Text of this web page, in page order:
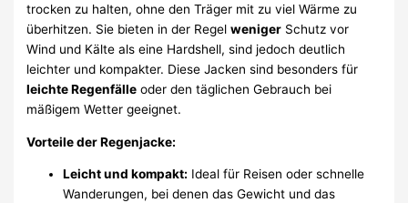
trocken zu halten, ohne den Träger mit zu viel Wärme zu
überhitzen. Sie bieten in der Regelweniger Schutz vor
Wind und Kälte als eine Hardshell, sind jedoch deutlich
leichter und kompakter. Diese Jacken sind besonders für
leichte Regenfälle oder den täglichen Gebrauch bei
mäßigem Wetter geeignet.
Vorteile der Regenjacke:
Leicht und kompakt: Ideal für Reisen oder schnelle
Wanderungen, bei denen das Gewicht und das